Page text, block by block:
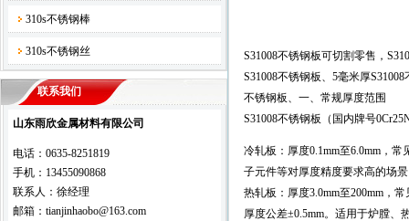
310s不锈钢棒
310s不锈钢丝
联系我们
山东雨欣金属材料有限公司
电话：0635-8251819
手机：13455090868
联系人：徐经理
邮箱：tianjinhaobo@163.com
S31008不锈钢板可切割零售，
S31008不锈钢板、5毫米厚
不锈钢板、一、常规厚度范围
S31008不锈钢板（国内牌号
冷轧板：厚度0.1mm至6.0mm，常
子元件等对厚度精度要求高的场
热轧板：厚度3.0mm至200mm，常
厚度公差±0.5mm。适用于炉膛、